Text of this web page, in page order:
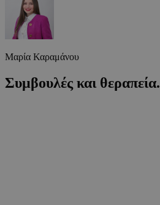
Μαρία Καραμάνου
Συμβουλές και θεραπεία.